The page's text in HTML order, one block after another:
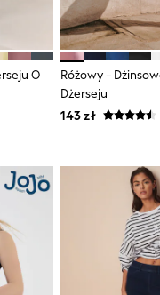
& Hoodies
Pyjamas
Playsuits
O
Różowy -
Dżerseju
143 zł